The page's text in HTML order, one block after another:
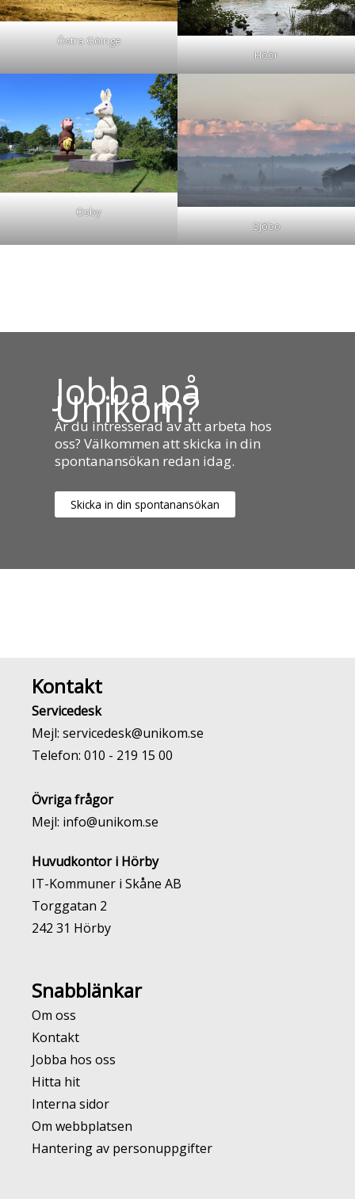
Östra Göinge
Höör
Osby
Sjöbo
Jobba på
Unikom?
Är du intresserad av att arbeta hos
oss? Välkommen att skicka in din
spontanansökan redan idag.
Skicka in din spontanansökan
Kontakt
Servicedesk
Mejl: servicedesk@unikom.se
Telefon: 010 - 219 15 00
Övriga frågor
Mejl: info@unikom.se
Huvudkontor i Hörby
IT-Kommuner i Skåne AB
Torggatan 2
242 31 Hörby
Snabblänkar
Om oss
Kontakt
Jobba hos oss
Hitta hit
Interna sidor
Om webbplatsen
Hantering av personuppgifter